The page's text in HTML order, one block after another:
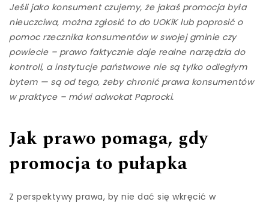
Jeśli jako konsument czujemy, że jakaś promocja była
nieuczciwa, można zgłosić to do UOKiK lub poprosić o
pomoc rzecznika konsumentów w swojej gminie czy
powiecie – prawo faktycznie daje realne narzędzia do
kontroli, a instytucje państwowe nie są tylko odległym
bytem — są od tego, żeby chronić prawa konsumentów
w praktyce – mówi adwokat Paprocki.
Jak prawo pomaga, gdy
promocja to pułapka
Z perspektywy prawa, by nie dać się wkręcić w